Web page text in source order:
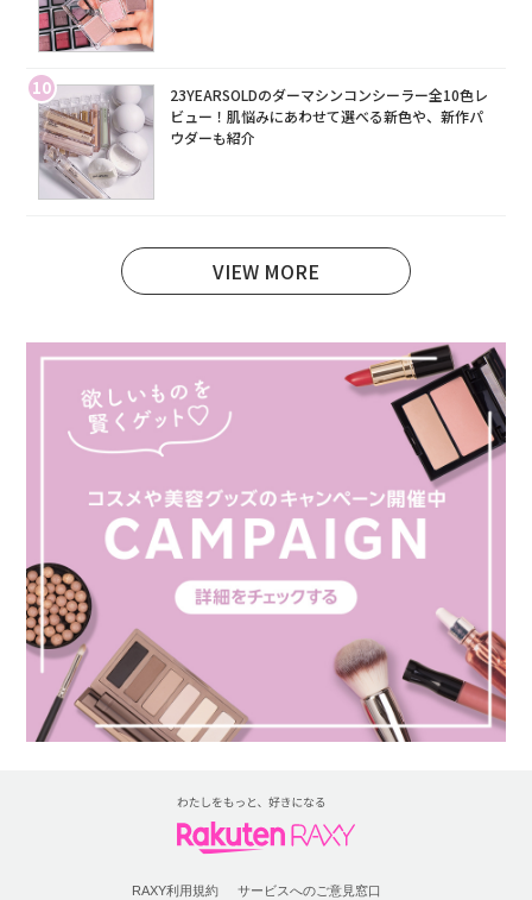
10
23YEARSOLDのダーマシンコンシーラー全10色レ
ビュー！肌悩みにあわせて選べる新色や、新作パ
ウダーも紹介
VIEW MORE
RAXY利用規約 サービスへのご意見窓口